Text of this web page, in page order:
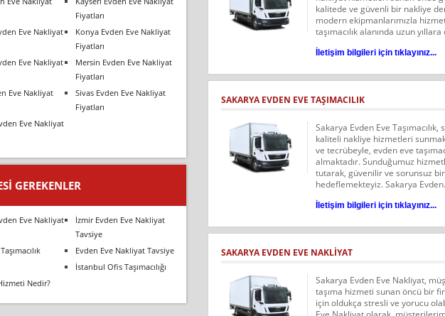
kalitede ve güvenli bir nakliye
modern ekipmanlarımızla
taşımacılık alanında uzun
İletişim bilgileri için tıklayınız...
SAKARYA EVDEN EVE TAŞIMACILIK
Sakarya Evden Eve
kaliteli nakliye hizmetleri
ve tecrübeyle, evden eve
almaktadır. Sunduğumuz
tutarak, güvenilir ve sorunsuz bir
hedeflemekteyiz. Sakarya
İletişim bilgileri için tıklayınız...
SAKARYA EVDEN EVE NAKLIYAT
Sakarya Evden Eve Nakliyat,
taşıma hizmeti sunan öncü bir
için oldukça stresli ve yorucu
Fiyatları
Eve Nakliyat
Konya Evden Eve Nakliyat
Fiyatları
Eve Nakliyat
Mersin Evden Eve Nakliyat
Fiyatları
Eve Nakliyat
Sivas Evden Eve Nakliyat
Fiyatları
Eve Nakliyat
GEREKENLER
Eve Nakliyat
İzmir Evden Eve Nakliyat
Tavsiye
Evden Eve Nakliyat Tavsiye
İstanbul Ofis Taşımacılığı
Nedir?